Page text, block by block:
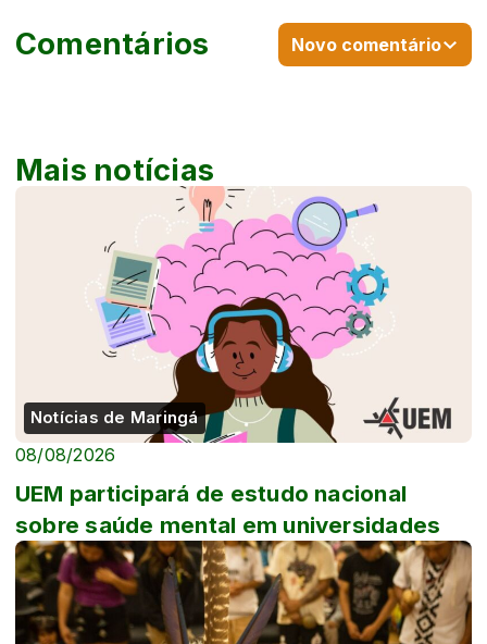
Comentários Novo comentário
Mais notícias
Notícias de Maringá
08/08/2026
UEM participará de estudo nacional
sobre saúde mental em universidades